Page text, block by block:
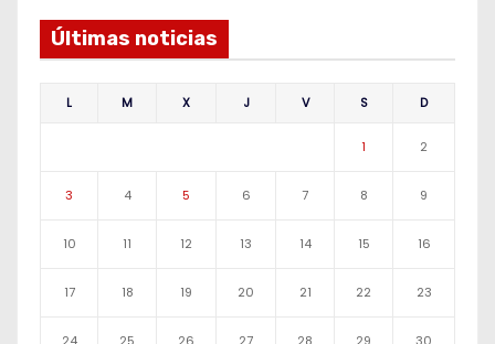
Últimas noticias
L M X J V S D
1 2
3 4 5 6 7 8 9
10 11 12 13 14 15 16
17 18 19 20 21 22 23